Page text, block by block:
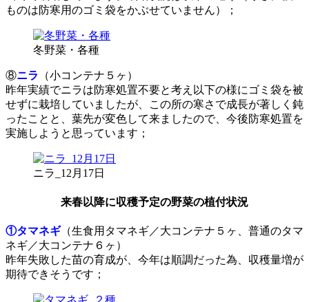
ものは防寒用のゴミ袋をかぶせていません）；
冬野菜・各種
⑧ニラ
（小コンテナ５ヶ）
昨年実績でニラは防寒処置不要と考え以下の様にゴミ袋を被
せずに栽培していましたが、この所の寒さで成長が著しく鈍
ったことと、葉先が変色して来ましたので、今後防寒処置を
実施しようと思っています；
ニラ_12月17日
来春以降に収穫予定の野菜の植付状況
①タマネギ（生食用タマネギ／大コンテナ５ヶ、普通のタマ
ネギ／大コンテナ６ヶ）
昨年失敗した苗の育成が、今年は順調だった為、収穫量増が
期待できそうです；